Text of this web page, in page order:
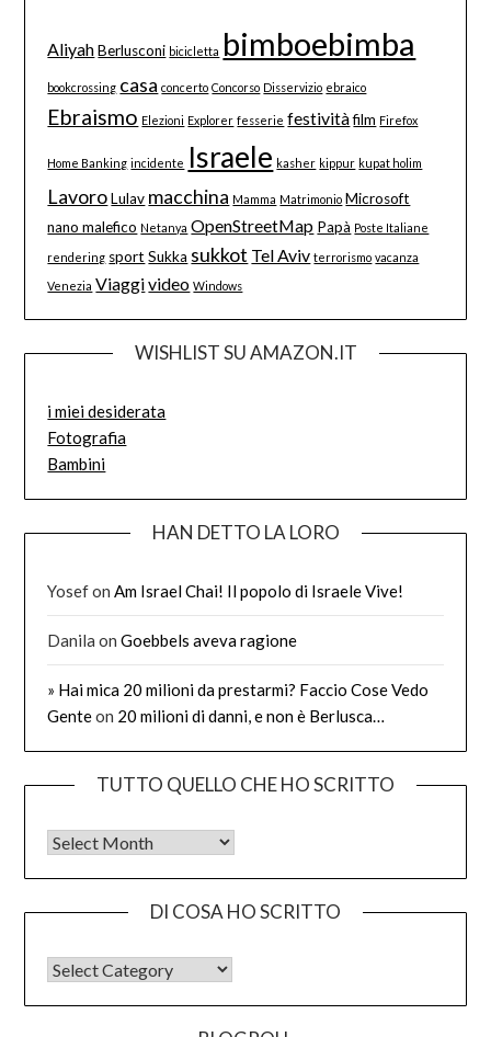
Aliyah Berlusconi bicicletta bimboebimba
bookcrossing casa concerto Concorso Disservizio ebraico
Ebraismo Elezioni Explorer fesserie festività film Firefox
Home Banking incidente Israele kasher kippur kupat holim
Lavoro Lulav macchina Mamma Matrimonio Microsoft
nano malefico Netanya OpenStreetMap Papà Poste Italiane
rendering sport Sukka sukkot Tel Aviv terrorismo vacanza
Venezia Viaggivideo Windows
WISHLIST SU AMAZON.IT
i miei desiderata
Fotografia
Bambini
HAN DETTO LA LORO
Yosefon Am Israel Chai! Il popolo di Israele Vive!
Danila onGoebbels aveva ragione
» Hai mica 20 milioni da prestarmi? Faccio Cose Vedo
Genteon 20 milioni di danni, e non è Berlusca…
TUTTO QUELLO CHE HO SCRITTO
Tutto quello che ho scritto
DI COSA HO SCRITTO
DI COSA HO SCRITTO